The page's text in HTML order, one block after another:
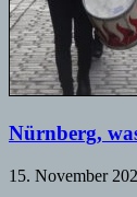
Nürnberg,
15. November